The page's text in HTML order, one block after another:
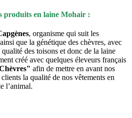
produits en laine Mohair :
, organisme qui suit les
que la génétique des chèvres, avec
des toisons et donc de la laine
créé avec quelques éleveurs français
afin de mettre en avant nos
la qualité de nos vêtements en
l’animal.